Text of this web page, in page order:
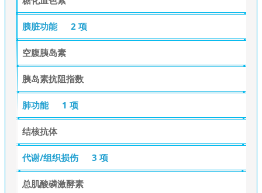
胰脏功能 2 项
空腹胰岛素
胰岛素抗阻指数
肺功能 1 项
结核抗体
代谢/组织损伤 3 项
总肌酸磷激酵素